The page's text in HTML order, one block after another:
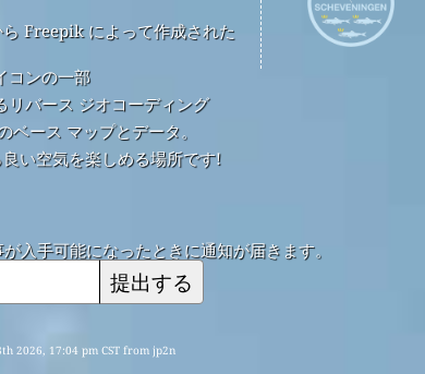
Freepik によって作成された
コンの一部
バース ジオコーディング
ース マップとデータ。
い空気を楽しめる場所です!
入手可能になったときに通知が届きます。
提出する
2026, 17:04 pm CST from jp2n